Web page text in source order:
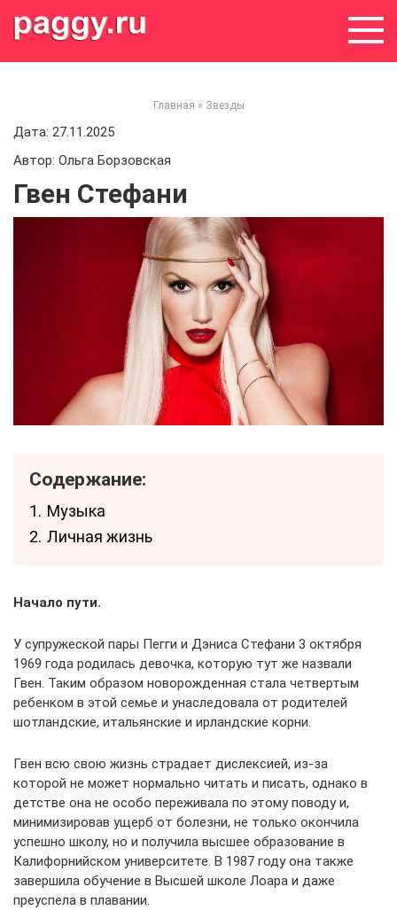
Главная » Звезды
Дата: 27.11.2025
Автор: Ольга Борзовская
Гвен Стефани
Содержание:
1. Музыка
2. Личная жизнь
Начало пути.
У супружеской пары Пегги и Дэниса Стефани 3 октября
1969 года родилась девочка, которую тут же назвали
Гвен. Таким образом новорожденная стала четвертым
ребенком в этой семье и унаследовала от родителей
шотландские, итальянские и ирландские корни.
Гвен всю свою жизнь страдает дислексией, из-за
которой не может нормально читать и писать, однако в
детстве она не особо переживала по этому поводу и,
минимизировав ущерб от болезни, не только окончила
успешно школу, но и получила высшее образование в
Калифорнийском университете. В 1987 году она также
завершила обучение в Высшей школе Лоара и даже
преуспела в плавании.